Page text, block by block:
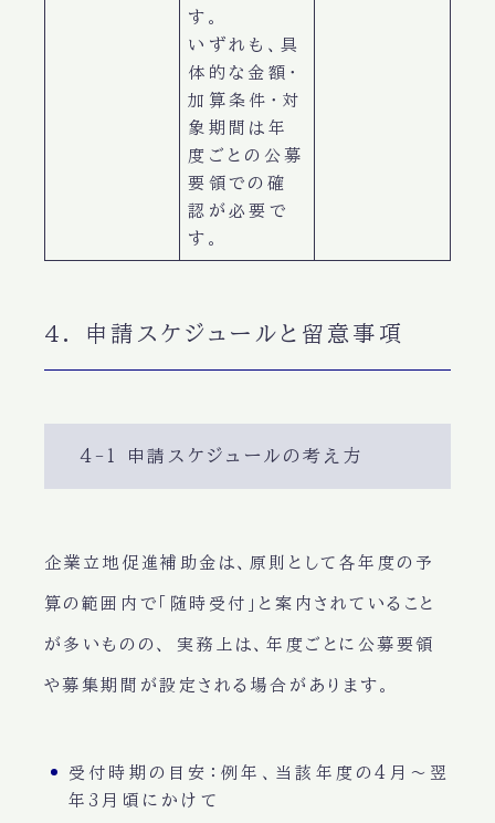
す。
いずれも、具
体的な金額・
加算条件・対
象期間は年
度ごとの公募
要領での確
認が必要で
す。
4. 申請スケジュールと留意事項
4-1 申請スケジュールの考え方
企業立地促進補助金は、原則として各年度の予
算の範囲内で「随時受付」と案内されていること
が多いものの、 実務上は、年度ごとに公募要領
や募集期間が設定される場合があります。
受付時期の目安：例年、当該年度の4月〜翌
年3月頃にかけて